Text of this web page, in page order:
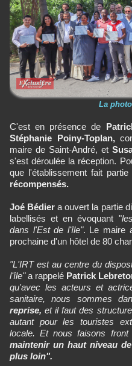
La
C'est en présence de
Stéphanie Poiny-Toplan,
maire de Saint-André, et
s'est déroulée la réception.
que l'établissement fait partie
récompensés.
Joé Bédier a ouvert la partie
labellisés et en évoquant "
dans l'Est de l'île". Le maire
prochaine d'un hôtel de 80
"L'IRT est au centre du
l'île"a rappelé Patrick
qu'avec les acteurs et
sanitaire, nous sommes
reprise, et il faut des
autant pour les touristes
locale. Et nous faisons front
maintenir un haut niveau
plus loin".